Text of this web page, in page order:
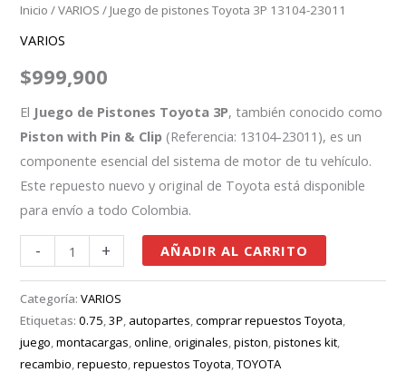
Inicio /VARIOS / Juego de pistones Toyota 3P 13104-23011
VARIOS
$999,900
El Juego de Pistones Toyota 3P, también conocido como
Piston with Pin & Clip (Referencia: 13104-23011), es un
componente esencial del sistema de motor de tu vehículo.
Este repuesto nuevo y original de Toyota está disponible
para envío a todo Colombia.
- + AÑADIR AL CARRITO
Categoría:VARIOS
Etiquetas:0.75 ,3P autopartes ,comprar repuestos Toyota
juego ,montacargas ,online ,originales ,piston ,pistones kit
recambio ,repuesto ,repuestos Toyota ,TOYOTA